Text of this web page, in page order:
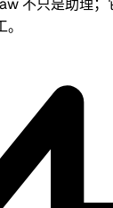
不只是助理